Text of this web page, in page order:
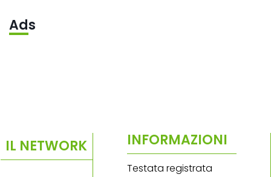
Ads
IL NETWORK INFORMAZIONI
Testata registrata